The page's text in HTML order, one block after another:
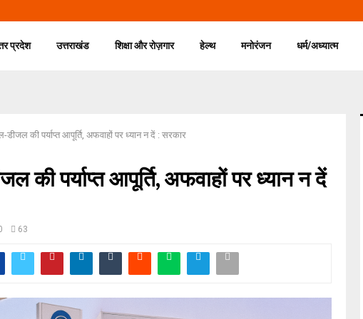
प्रदेश उत्तराखंड शिक्षा और रोज़गार हेल्थ मनोरंजन धर्म/अध्यात्म
डीजल की पर्याप्त आपूर्ति, अफवाहों पर ध्यान न दें : सरकार
की पर्याप्त आपूर्ति, अफवाहों पर ध्यान न दें
63